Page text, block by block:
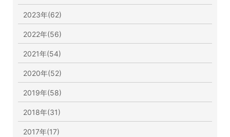
2023年(62)
2022年(56)
2021年(54)
2020年(52)
2019年(58)
2018年(31)
2017年(17)